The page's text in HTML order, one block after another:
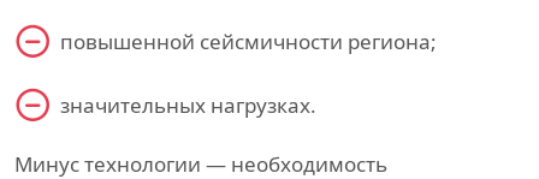
повышенной сейсмичности региона;
значительных нагрузках.
Минус технологии — необходимость